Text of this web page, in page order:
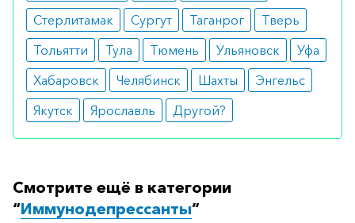
приостанавливают.
Медики о препарате
Рекомендуется при воспалительных
заболеваниях суставов. Врачи утверждают, что
препарат высокоэффективен и успешно прошел
Как оформить заказ?
Вы можете заказать препарат с доставкой в
Стерлитамак
Сургут Таганрог
Тверь
Тольятти
Тула Тюмень Ульяновск
Уфа
Хабаровск
Челябинск Шахты
Энгельс
Якутск
Ярославль Другой?
Смотрите ещё в категории
“Иммунодепрессанты”